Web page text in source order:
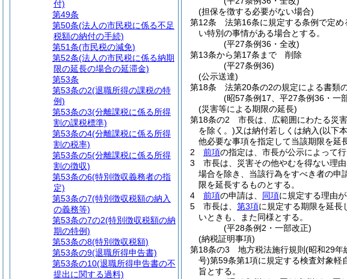
(担保を徴する必要がない場合)
第12条
法第16条に規定する条例で定
い特別の事情がある場合とする。
(平27条例36・全改)
第13条から第17条まで
削除
(平27条例36)
(公示送達)
第18条
法第20条の2の規定による書類
(昭57条例17、平27条例36・一
(災害等による期限の延長)
第18条の2
市長は、広範囲にわたる災
を除く。)又は納付若しくは納入(以下
他必要な事項を指定して当該期限を延
2
前項の指定は、市長が公示によって行
3
市長は、災害その他やむを得ない理
場合を除き、当該行為をすべき者の申
限を延長するものとする。
4
前項の申請は、 同項に規定する理由
5
市長は、 第3項に規定する期限を延長
いときも、また同様とする。
(平28条例2・一部改正)
(納税証明事項)
第18条の3
地方税法施行規則 (昭和29年
号)第59条第1項に規定する検査対象軽
旨とする。
付)
第49条
第50条(法人の市民税に係る不足
税額の納付の手続)
第51条(市民税の減免)
第52条(法人の市民税に係る納期
限の延長の場合の延滞金)
第53条
第53条の2(退職所得の課税の特
例)
第53条の3(分離課税に係る所得
割の課税標準)
第53条の4(分離課税に係る所得
割の税率)
第53条の5(分離課税に係る所得
割の徴収)
第53条の6(特別徴収義務者の指
定)
第53条の7(特別徴収税額の納入
の義務等)
第53条の7の2(特別徴収税額の納
期の特例)
第53条の8(特別徴収税額)
第53条の9(退職所得申告書)
第53条の10(退職所得申告書の不
提出に関する過料)